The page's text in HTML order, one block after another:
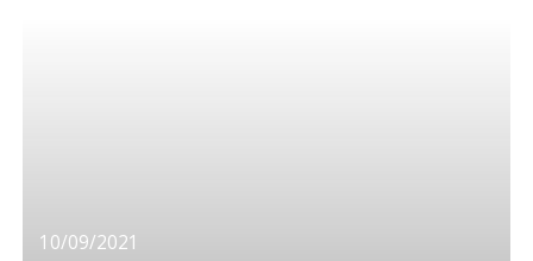
10/09/2021